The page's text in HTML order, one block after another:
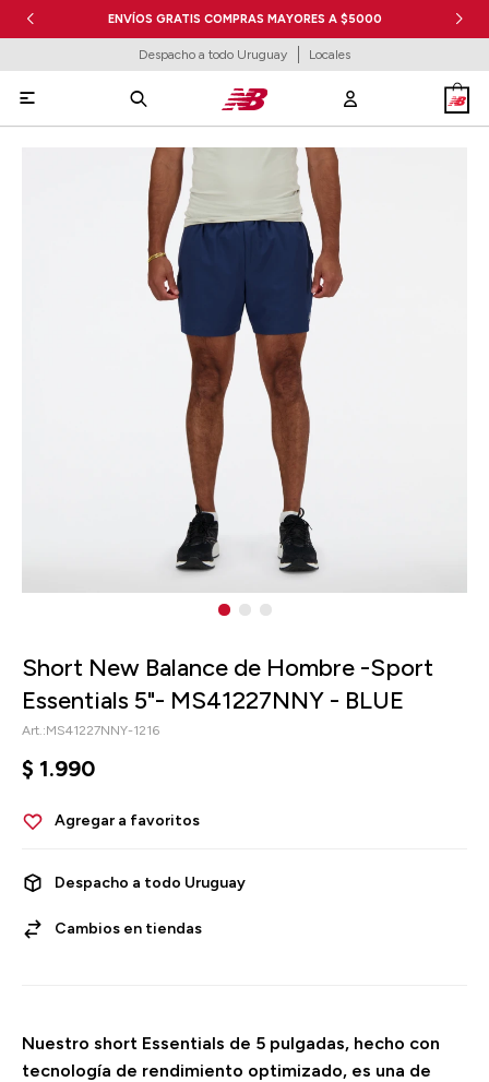
ENVÍOS GRATIS COMPRAS MAYORES A $5000
Despacho a todo Uruguay Locales

Short New Balance de Hombre -Sport
Essentials 5"- MS41227NNY - BLUE
MS41227NNY-1216
$ 1.990
Despacho a todo Uruguay
Cambios en tiendas
Nuestro short Essentials de 5 pulgadas, hecho con
tecnología de rendimiento optimizado, es una de